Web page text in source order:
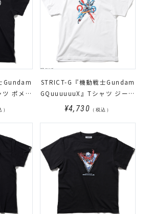
Gundam
ポメラ
）
STRICT-G『機動戦士Gundam
GQuuuuuuX』Tシャツ ジーク
アクスロゴ
¥4,730 （税込）